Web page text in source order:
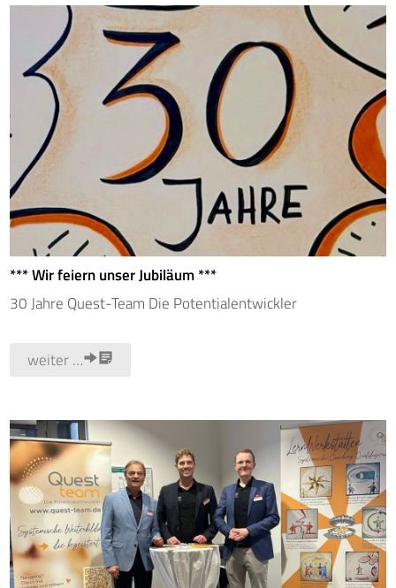
*** Wir feiern unser Jubiläum ***
30 Jahre Quest-Team Die Potentialentwickler
weiter …